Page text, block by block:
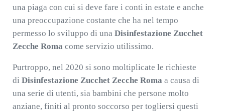
una piaga con cui si deve fare i conti in estate e anche
una preoccupazione costante che ha nel tempo
permesso lo sviluppo di una Disinfestazione Zucchet
Zecche Roma come servizio utilissimo.
Purtroppo, nel 2020 si sono moltiplicate le richieste
di Disinfestazione Zucchet Zecche Roma a causa di
una serie di utenti, sia bambini che persone molto
anziane, finiti al pronto soccorso per togliersi questi